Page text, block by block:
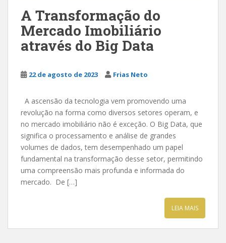
A Transformação do
Mercado Imobiliário
através do Big Data
22 de agosto de 2023 Frias Neto
A ascensão da tecnologia vem promovendo uma
revolução na forma como diversos setores operam, e
no mercado imobiliário não é exceção. O Big Data, que
significa o processamento e análise de grandes
volumes de dados, tem desempenhado um papel
fundamental na transformação desse setor, permitindo
uma compreensão mais profunda e informada do
mercado. De […]
LEIA MAIS